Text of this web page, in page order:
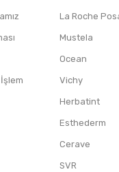
La Roche
Mustela
Ocean
Vichy
Herbatint
Esthederm
Cerave
SVR